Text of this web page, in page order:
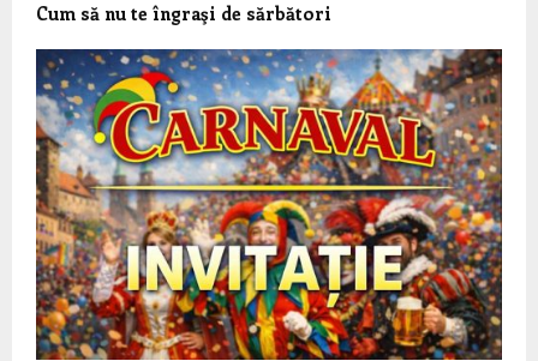
Cum să nu te îngraşi de sărbători